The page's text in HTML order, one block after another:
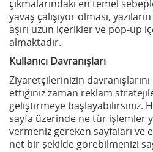
çıkmalarındaki en temel
yavaş çalışıyor olması,
aşırı uzun içerikler ve pop-up
almaktadır.
Kullanıcı Davranışları
Ziyaretçilerinizin
ettiğiniz zaman reklam
geliştirmeye başlayabilirsiniz.
sayfa üzerinde ne tür işlemler
vermeniz gereken sayfaları ve
net bir şekilde görebilmenizi